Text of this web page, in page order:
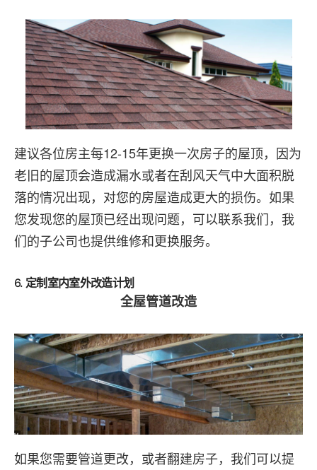
建议各位房主每12-15年更换一次房子的屋顶，因为
老旧的屋顶会造成漏水或者在刮风天气中大面积脱
落的情况出现，对您的房屋造成更大的损伤。如果
您发现您的屋顶已经出现问题，可以联系我们，我
们的子公司也提供维修和更换服务。
6. 定制室内室外改造计划
全屋管道改造
如果您需要管道更改，或者翻建房子，我们可以提